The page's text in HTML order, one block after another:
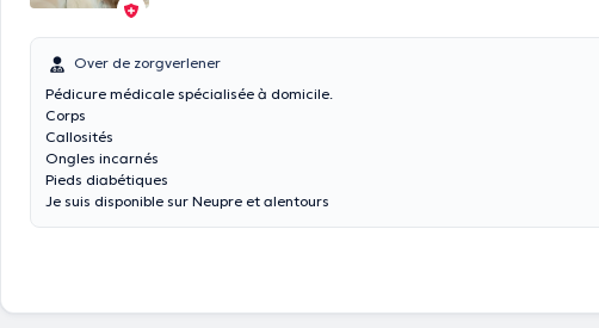
Over de zorgverlener
Pédicure médicale spécialisée à domicile.
Corps
Callosités
Ongles incarnés
Pieds diabétiques
Je suis disponible sur Neupre et alentours